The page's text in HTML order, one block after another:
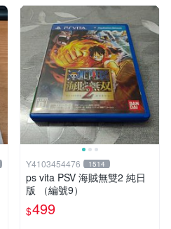
Y4103454476 1514
ps vita PSV 海賊無雙2 純日
版 （編號9）
$499